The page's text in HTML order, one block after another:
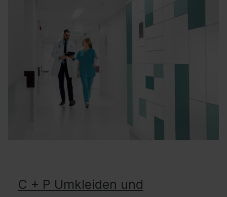
C + P Umkleiden und